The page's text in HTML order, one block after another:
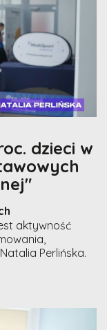
dzieci w
aktywność
Perlińska.